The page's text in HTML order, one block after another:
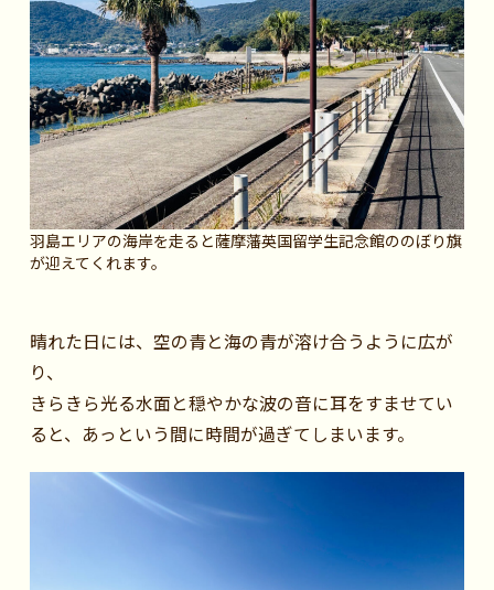
羽島エリアの海岸を走ると薩摩藩英国留学生記念館ののぼり旗
が迎えてくれます。
晴れた日には、空の青と海の青が溶け合うように広が
り、
きらきら光る水面と穏やかな波の音に耳をすませてい
ると、あっという間に時間が過ぎてしまいます。